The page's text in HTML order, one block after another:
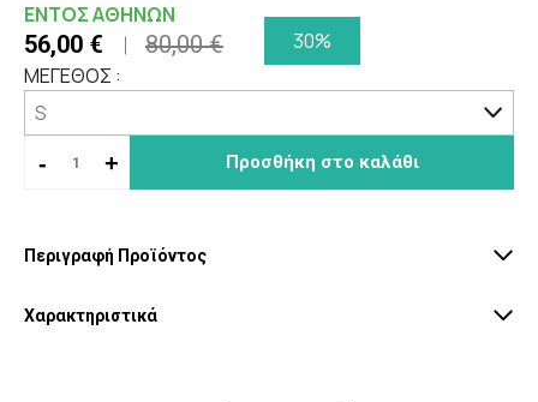
ΕΝΤΟΣ ΑΘΗΝΩΝ
56,00 € 80,00 €
30%
ΜΕΓΕΘΟΣ :
- + Προσθήκη στο καλάθι
Περιγραφή Προϊόντος
Χαρακτηριστικά